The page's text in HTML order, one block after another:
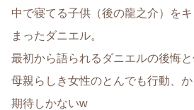
中で寝てる子供（後の龍之介）を
まったダニエル。
最初から語られるダニエルの後悔と
母親らしき女性のとんでも行動、か
期待しかないw